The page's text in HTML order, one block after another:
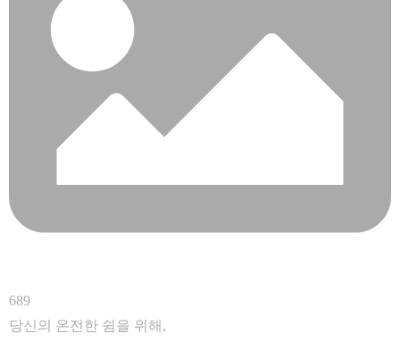
689
당신의 온전한 쉼을 위해,